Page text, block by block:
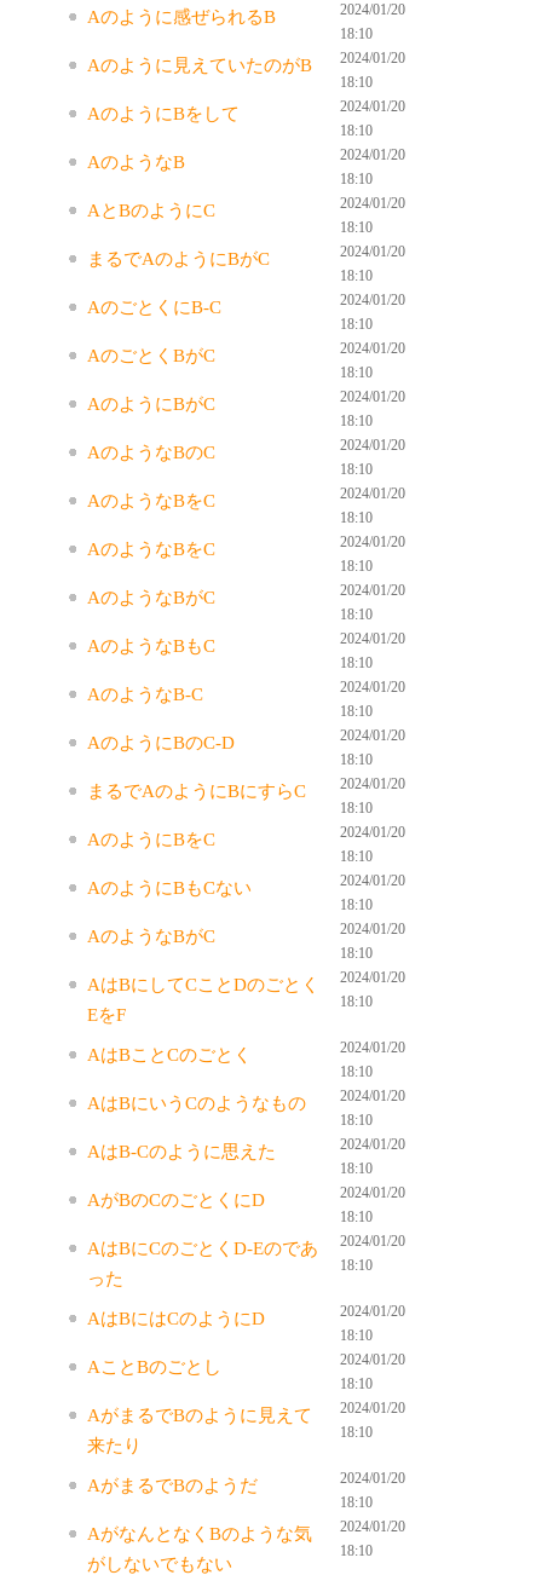
Aのように感ぜられるB
2024/01/20
18:10
Aのように見えていたのがB
2024/01/20
18:10
AのようにBをして
2024/01/20
18:10
AのようなB
2024/01/20
18:10
AとBのようにC
2024/01/20
18:10
まるでAのようにBがC
2024/01/20
18:10
AのごとくにB-C
2024/01/20
18:10
AのごとくBがC
2024/01/20
18:10
AのようにBがC
2024/01/20
18:10
AのようなBのC
2024/01/20
18:10
AのようなBをC
2024/01/20
18:10
AのようなBをC
2024/01/20
18:10
AのようなBがC
2024/01/20
18:10
AのようなBもC
2024/01/20
18:10
AのようなB-C
2024/01/20
18:10
AのようにBのC-D
2024/01/20
18:10
まるでAのようにBにすらC
2024/01/20
18:10
AのようにBをC
2024/01/20
18:10
AのようにBもCない
2024/01/20
18:10
AのようなBがC
2024/01/20
18:10
AはBにしてCことDのごとく
EをF
2024/01/20
18:10
AはBことCのごとく
2024/01/20
18:10
AはBにいうCのようなもの
2024/01/20
18:10
AはB-Cのように思えた
2024/01/20
18:10
AがBのCのごとくにD
2024/01/20
18:10
AはBにCのごとくD-Eのであ
った
2024/01/20
18:10
AはBにはCのようにD
2024/01/20
18:10
AことBのごとし
2024/01/20
18:10
AがまるでBのように見えて
来たり
2024/01/20
18:10
AがまるでBのようだ
2024/01/20
18:10
AがなんとなくBのような気
がしないでもない
2024/01/20
18:10